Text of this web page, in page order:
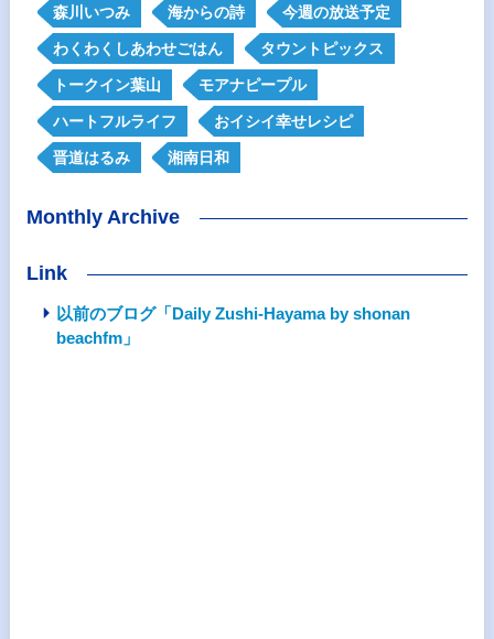
森川いつみ 海からの詩 今週の放送予定
わくわくしあわせごはん タウントピックス
トークイン葉山 モアナピープル
ハートフルライフ おイシイ幸せレシピ
晋道はるみ 湘南日和
Monthly Archive
Link
以前のブログ「Daily Zushi-Hayama by shonan
beachfm」